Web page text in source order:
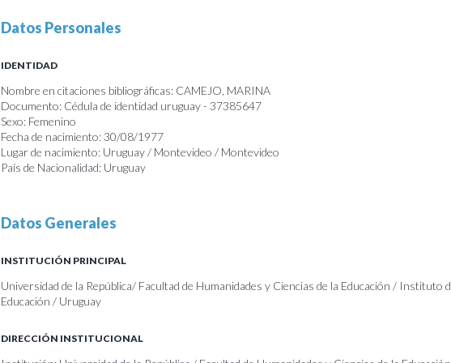
Datos Personales
IDENTIDAD
Nombre en citaciones bibliográficas: CAMEJO, MARINA
Documento: Cédula de identidad uruguay - 37385647
Sexo: Femenino
Fecha de nacimiento: 30/08/1977
Lugar de nacimiento: Uruguay / Montevideo / Montevideo
País de Nacionalidad: Uruguay
Datos Generales
INSTITUCIÓN PRINCIPAL
Universidad de la República/ Facultad de Humanidades y Ciencias de la Educación / Instituto
Educación / Uruguay
DIRECCIÓN INSTITUCIONAL